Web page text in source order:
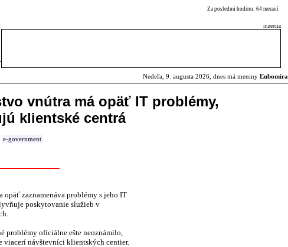
Za poslednú hodinu: 64 meraní
inzercia
Nedeľa, 9. augusta 2026, dnes má meniny Ľubomíra
vnútra má opäť IT problémy,
klientské centrá
e-government
opäť zaznamenáva problémy s jeho IT
poskytovanie služieb v
problémy oficiálne ešte neoznámilo,
viacerí návštevníci klientských centier.